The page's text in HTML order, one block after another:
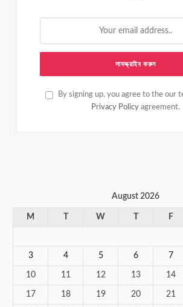
By signing up, you agree to the our
Privacy Policy agreement.
August 2026
M W F
3 4 5 6 7
10 11 12 13 14
17 18 19 20 21